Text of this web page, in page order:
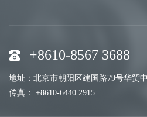
+8610-8567 3688
地址：北京市朝阳区建国路79号华贸
传真： +8610-6440 2915